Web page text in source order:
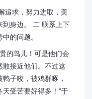
求，努力进取，美
到身边。 二 联系上下
的问题。
鸟儿！可是他们会
敢接近他们。不过这
子咬，被鸡群啄，
受苦要好得多！”于